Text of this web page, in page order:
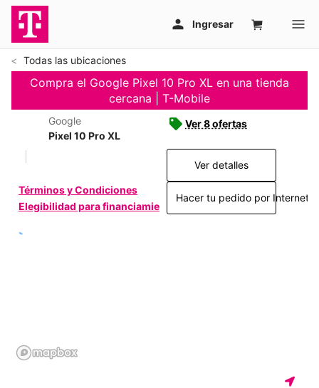
Todas las ubicaciones
Compra el Google Pixel 10 Pro XL en una tienda
cercana | T-Mobile
Google
Pixel 10 Pro XL
Términos y Condiciones
Elegibilidad para financiamiento
Ver 8 ofertas
Ver detalles
Hacer tu pedido por Internet >